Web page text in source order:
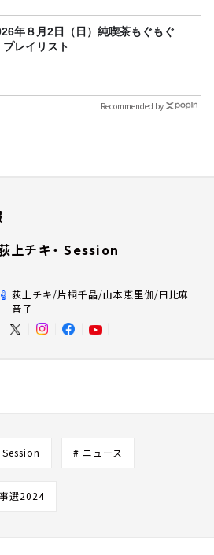
年８月2日（日）純喫茶もぐもぐ
レイリスト
Recommended by
上チキ・ Session
荻上チキ/片桐千晶/山本恵里伽/日比麻
音子
# ニュース
選2024